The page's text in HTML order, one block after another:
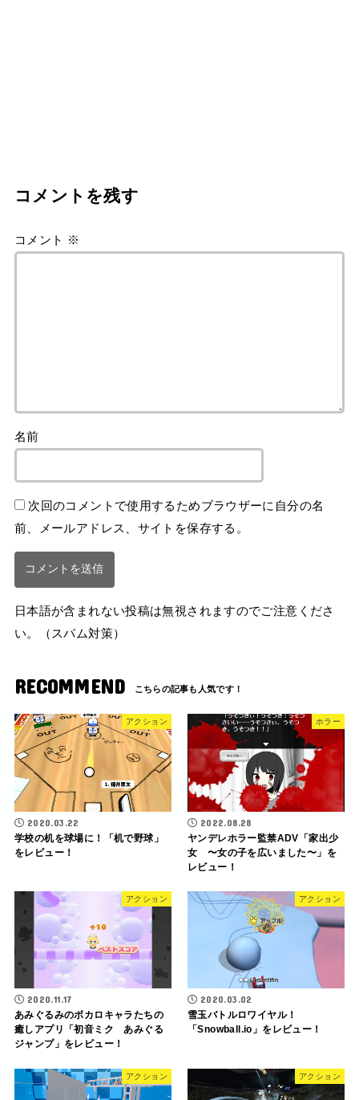
コメントを残す
コメント ※
名前
次回のコメントで使用するためブラウザーに自分の名
前、メールアドレス、サイトを保存する。
日本語が含まれない投稿は無視されますのでご注意くださ
い。（スパム対策）
RECOMMEND
アクション
2020.03.22
学校の机を球場に！「机で野球」
をレビュー！
ホラー
2022.08.28
ヤンデレホラー監禁ADV「家出少
女 〜女の子を広いました〜」を
レビュー！
アクション
2020.11.17
あみぐるみのボカロキャラたちの
癒しアプリ「初音ミク あみぐる
ジャンプ」をレビュー！
アクション
2020.03.02
雪玉バトルロワイヤル！
「Snowball.io」をレビュー！
アクション アクション